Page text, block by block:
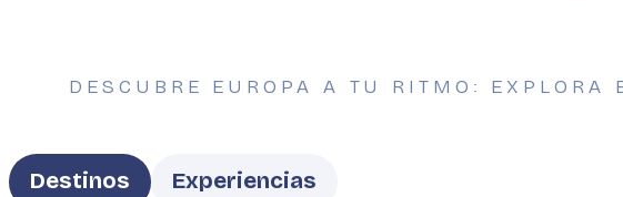
DESCUBRE EUROPA A TU RITMO:
TypeDestinos Experiencias